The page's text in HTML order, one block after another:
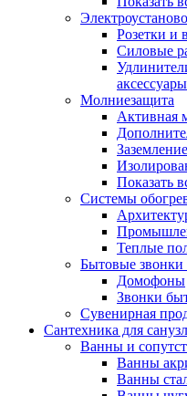
Розетки и
Силовые
аксессуары
Молниезащита
Активная
Заземление
Показать
Системы
Теплые
Бытовые
Домофоны
Звонки
Сувенирная
Сантехника для
Ванны и
Ванны
Ванны